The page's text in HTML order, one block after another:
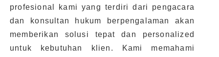
profesional kami yang terdiri dari pengacara
dan konsultan hukum berpengalaman akan
memberikan solusi tepat dan personalized
untuk kebutuhan klien. Kami memahami